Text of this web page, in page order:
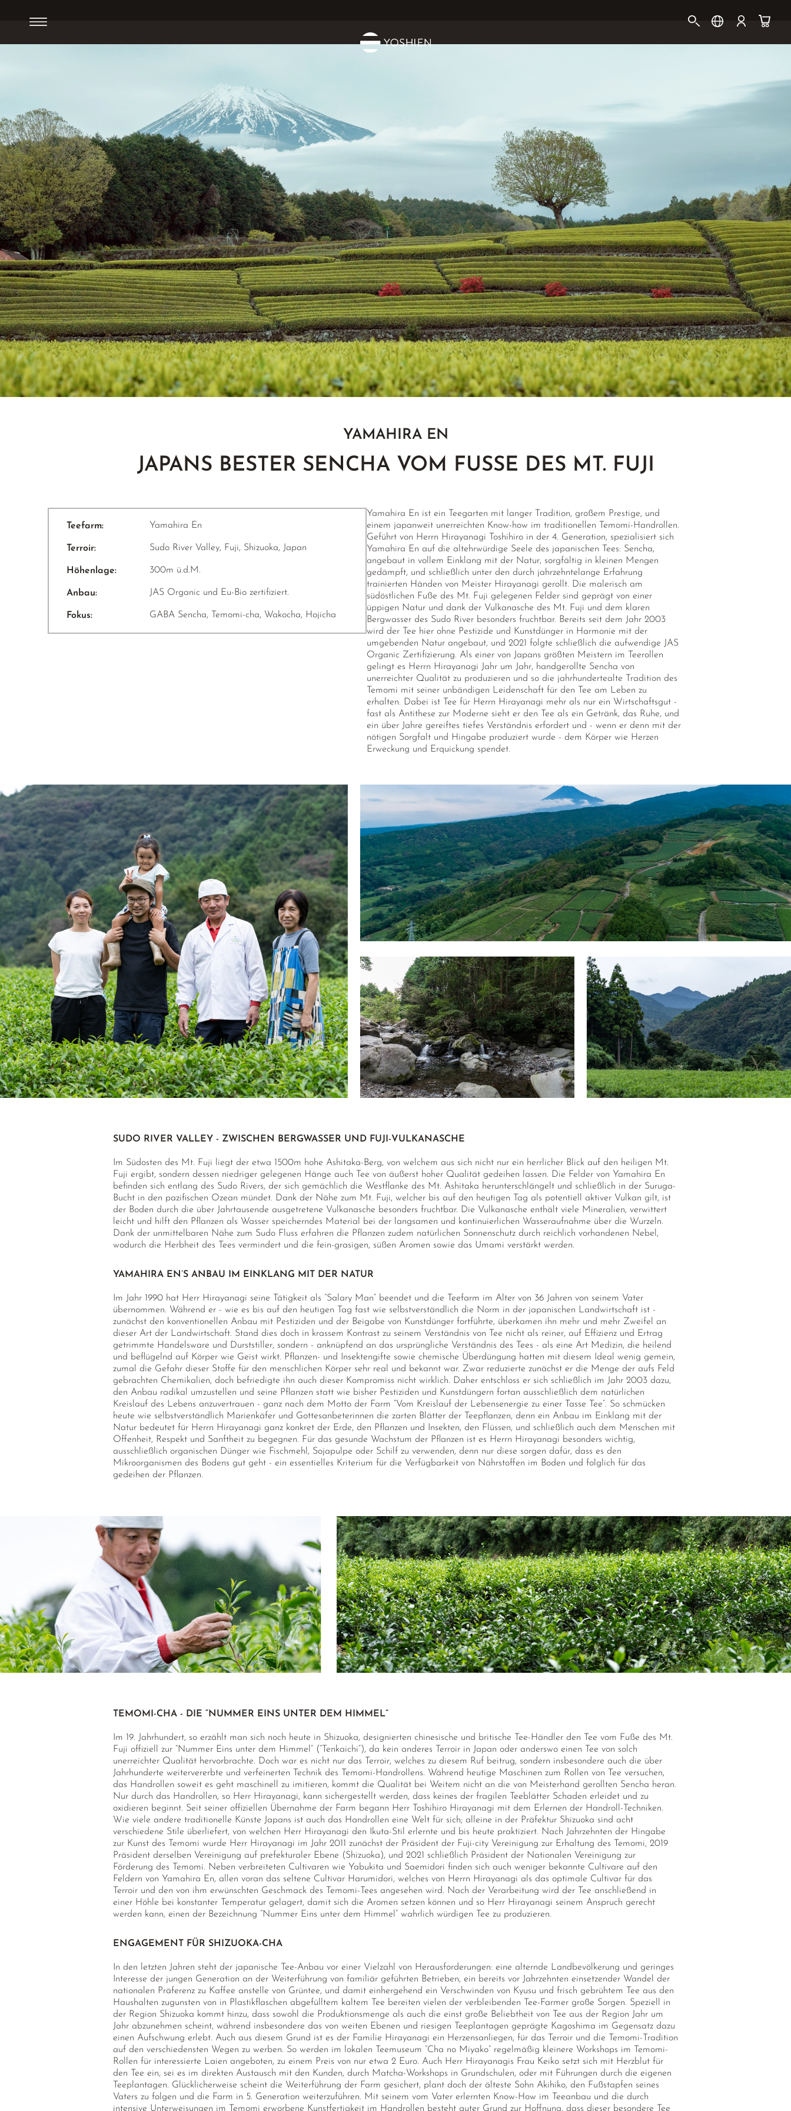
YAMAHIRA EN
JAPANS BESTER SENCHA VOM FUSSE DES MT. FUJI
Teefarm: Yamahira En
Terroir: Sudo River Valley, Fuji, Shizuoka, Japan
Höhenlage: 300m ü.d.M.
Anbau: JAS Organic und Eu-Bio zertifiziert.
Fokus: GABA Sencha, Temomi-cha, Wakocha, Hojicha
Yamahira En ist ein Teegarten mit langer Tradition, großem Prestige, und
einem japanweit unerreichten Know-how im traditionellen Temomi-Handrollen.
Geführt von Herrn Hirayanagi Toshihiro in der 4. Generation, spezialisiert sich
Yamahira En auf die altehrwürdige Seele des japanischen Tees: Sencha,
angebaut in vollem Einklang mit der Natur, sorgfältig in kleinen Mengen
gedämpft, und schließlich unter den durch jahrzehntelange Erfahrung
trainierten Händen von Meister Hirayanagi gerollt. Die malerisch am
südöstlichen Fuße des Mt. Fuji gelegenen Felder sind geprägt von einer
üppigen Natur und dank der Vulkanasche des Mt. Fuji und dem klaren
Bergwasser des Sudo River besonders fruchtbar. Bereits seit dem Jahr 2003
wird der Tee hier ohne Pestizide und Kunstdünger in Harmonie mit der
umgebenden Natur angebaut, und 2021 folgte schließlich die aufwendige JAS
Organic Zertifizierung. Als einer von Japans größten Meistern im Teerollen
gelingt es Herrn Hirayanagi Jahr um Jahr, handgerollte Sencha von
unerreichter Qualität zu produzieren und so die jahrhundertealte Tradition des
Temomi mit seiner unbändigen Leidenschaft für den Tee am Leben zu
erhalten. Dabei ist Tee für Herrn Hirayanagi mehr als nur ein Wirtschaftsgut -
fast als Antithese zur Moderne sieht er den Tee als ein Getränk, das Ruhe, und
ein über Jahre gereiftes tiefes Verständnis erfordert und - wenn er denn mit der
nötigen Sorgfalt und Hingabe produziert wurde - dem Körper wie Herzen
Erweckung und Erquickung spendet.
SUDO RIVER VALLEY - ZWISCHEN BERGWASSER UND FUJI-VULKANASCHE
Im Südosten des Mt. Fuji liegt der etwa 1500m hohe Ashitaka-Berg, von welchem aus sich nicht nur ein herrlicher Blick auf den heiligen Mt.
Fuji ergibt, sondern dessen niedriger gelegenen Hänge auch Tee von äußerst hoher Qualität gedeihen lassen. Die Felder von Yamahira En
befinden sich entlang des Sudo Rivers, der sich gemächlich die Westflanke des Mt. Ashitaka herunterschlängelt und schließlich in der Suruga-
Bucht in den pazifischen Ozean mündet. Dank der Nähe zum Mt. Fuji, welcher bis auf den heutigen Tag als potentiell aktiver Vulkan gilt, ist
der Boden durch die über Jahrtausende ausgetretene Vulkanasche besonders fruchtbar. Die Vulkanasche enthält viele Mineralien, verwittert
leicht und hilft den Pflanzen als Wasser speicherndes Material bei der langsamen und kontinuierlichen Wasseraufnahme über die Wurzeln.
Dank der unmittelbaren Nähe zum Sudo Fluss erfahren die Pflanzen zudem natürlichen Sonnenschutz durch reichlich vorhandenen Nebel,
wodurch die Herbheit des Tees vermindert und die fein-grasigen, süßen Aromen sowie das Umami verstärkt werden.
YAMAHIRA EN’S ANBAU IM EINKLANG MIT DER NATUR
Im Jahr 1990 hat Herr Hirayanagi seine Tätigkeit als “Salary Man” beendet und die Teefarm im Alter von 36 Jahren von seinem Vater
übernommen. Während er - wie es bis auf den heutigen Tag fast wie selbstverständlich die Norm in der japanischen Landwirtschaft ist -
zunächst den konventionellen Anbau mit Pestiziden und der Beigabe von Kunstdünger fortführte, überkamen ihn mehr und mehr Zweifel an
dieser Art der Landwirtschaft. Stand dies doch in krassem Kontrast zu seinem Verständnis von Tee nicht als reiner, auf Effizienz und Ertrag
getrimmte Handelsware und Durststiller, sondern - anknüpfend an das ursprüngliche Verständnis des Tees - als eine Art Medizin, die heilend
und beflügelnd auf Körper wie Geist wirkt. Pflanzen- und Insektengifte sowie chemische Überdüngung hatten mit diesem Ideal wenig gemein,
zumal die Gefahr dieser Stoffe für den menschlichen Körper sehr real und bekannt war. Zwar reduzierte zunächst er die Menge der aufs Feld
gebrachten Chemikalien, doch befriedigte ihn auch dieser Kompromiss nicht wirklich. Daher entschloss er sich schließlich im Jahr 2003 dazu,
den Anbau radikal umzustellen und seine Pflanzen statt wie bisher Pestiziden und Kunstdüngern fortan ausschließlich dem natürlichen
Kreislauf des Lebens anzuvertrauen - ganz nach dem Motto der Farm “Vom Kreislauf der Lebensenergie zu einer Tasse Tee”. So schmücken
heute wie selbstverständlich Marienkäfer und Gottesanbeterinnen die zarten Blätter der Teepflanzen, denn ein Anbau im Einklang mit der
Natur bedeutet für Herrn Hirayanagi ganz konkret der Erde, den Pflanzen und Insekten, den Flüssen, und schließlich auch dem Menschen mit
Offenheit, Respekt und Sanftheit zu begegnen. Für das gesunde Wachstum der Pflanzen ist es Herrn Hirayanagi besonders wichtig,
ausschließlich organischen Dünger wie Fischmehl, Sojapulpe oder Schilf zu verwenden, denn nur diese sorgen dafür, dass es den
Mikroorganismen des Bodens gut geht - ein essentielles Kriterium für die Verfügbarkeit von Nährstoffen im Boden und folglich für das
gedeihen der Pflanzen.
TEMOMI-CHA - DIE “NUMMER EINS UNTER DEM HIMMEL”
Im 19. Jahrhundert, so erzählt man sich noch heute in Shizuoka, designierten chinesische und britische Tee-Händler den Tee vom Fuße des Mt.
Fuji offiziell zur “Nummer Eins unter dem Himmel” (“Tenkaichi”), da kein anderes Terroir in Japan oder anderswo einen Tee von solch
unerreichter Qualität hervorbrachte. Doch war es nicht nur das Terroir, welches zu diesem Ruf beitrug, sondern insbesondere auch die über
Jahrhunderte weitervererbte und verfeinerten Technik des Temomi-Handrollens. Während heutige Maschinen zum Rollen von Tee versuchen,
das Handrollen soweit es geht maschinell zu imitieren, kommt die Qualität bei Weitem nicht an die von Meisterhand gerollten Sencha heran.
Nur durch das Handrollen, so Herr Hirayanagi, kann sichergestellt werden, dass keines der fragilen Teeblätter Schaden erleidet und zu
oxidieren beginnt. Seit seiner offiziellen Übernahme der Farm begann Herr Toshihiro Hirayanagi mit dem Erlernen der Handroll-Techniken.
Wie viele andere traditionelle Künste Japans ist auch das Handrollen eine Welt für sich; alleine in der Präfektur Shizuoka sind acht
verschiedene Stile überliefert, von welchen Herr Hirayanagi den Ikuta-Stil erlernte und bis heute praktiziert. Nach Jahrzehnten der Hingabe
zur Kunst des Temomi wurde Herr Hirayanagi im Jahr 2011 zunächst der Präsident der Fuji-city Vereinigung zur Erhaltung des Temomi, 2019
Präsident derselben Vereinigung auf prefekturaler Ebene (Shizuoka), und 2021 schließlich Präsident der Nationalen Vereinigung zur
Förderung des Temomi. Neben verbreiteten Cultivaren wie Yabukita und Saemidori finden sich auch weniger bekannte Cultivare auf den
Feldern von Yamahira En, allen voran das seltene Cultivar Harumidori, welches von Herrn Hirayanagi als das optimale Cultivar für das
Terroir und den von ihm erwünschten Geschmack des Temomi-Tees angesehen wird. Nach der Verarbeitung wird der Tee anschließend in
einer Höhle bei konstanter Temperatur gelagert, damit sich die Aromen setzen können und so Herr Hirayanagi seinem Anspruch gerecht
werden kann, einen der Bezeichnung “Nummer Eins unter dem Himmel” wahrlich würdigen Tee zu produzieren.
ENGAGEMENT FÜR SHIZUOKA-CHA
In den letzten Jahren steht der japanische Tee-Anbau vor einer Vielzahl von Herausforderungen: eine alternde Landbevölkerung und geringes
Interesse der jungen Generation an der Weiterführung von familiär geführten Betrieben, ein bereits vor Jahrzehnten einsetzender Wandel der
nationalen Präferenz zu Kaffee anstelle von Grüntee, und damit einhergehend ein Verschwinden von Kyusu und frisch gebrühtem Tee aus den
Haushalten zugunsten von in Plastikflaschen abgefülltem kaltem Tee bereiten vielen der verbleibenden Tee-Farmer große Sorgen. Speziell in
der Region Shizuoka kommt hinzu, dass sowohl die Produktionsmenge als auch die einst große Beliebtheit von Tee aus der Region Jahr um
Jahr abzunehmen scheint, während insbesondere das von weiten Ebenen und riesigen Teeplantagen geprägte Kagoshima im Gegensatz dazu
einen Aufschwung erlebt. Auch aus diesem Grund ist es der Familie Hirayanagi ein Herzensanliegen, für das Terroir und die Temomi-Tradition
auf den verschiedensten Wegen zu werben. So werden im lokalen Teemuseum “Cha no Miyako” regelmäßig kleinere Workshops im Temomi-
Rollen für interessierte Laien angeboten, zu einem Preis von nur etwa 2 Euro. Auch Herr Hirayanagis Frau Keiko setzt sich mit Herzblut für
den Tee ein, sei es im direkten Austausch mit den Kunden, durch Matcha-Workshops in Grundschulen, oder mit Führungen durch die eigenen
Teeplantagen. Glücklicherweise scheint die Weiterführung der Farm gesichert, plant doch der älteste Sohn Akihiko, den Fußstapfen seines
Vaters zu folgen und die Farm in 5. Generation weiterzuführen. Mit seinem vom Vater erlernten Know-How im Teeanbau und die durch
intensive Unterweisungen im Temomi erworbene Kunstfertigkeit im Handrollen besteht guter Grund zur Hoffnung, dass dieser besondere Tee